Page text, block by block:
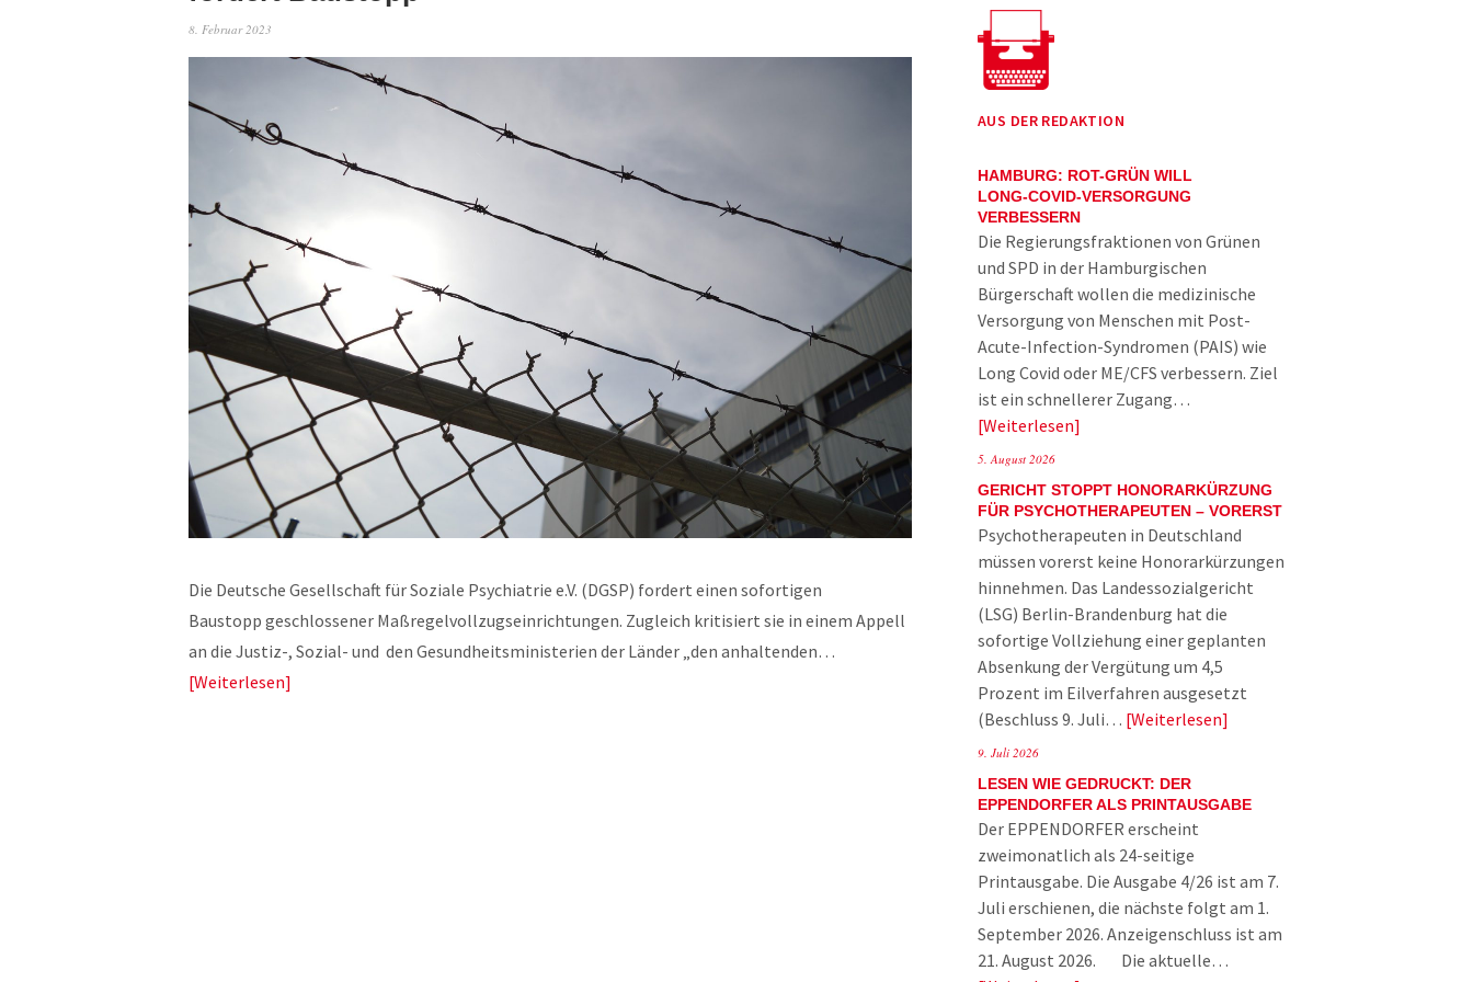
8. Februar 2023
Die Deutsche Gesellschaft für Soziale Psychiatrie e.V. (DGSP) fordert einen sofortigen
Baustopp geschlossener Maßregelvollzugseinrichtungen. Zugleich kritisiert sie in einem Appell
an die Justiz-, Sozial- und den Gesundheitsministerien der Länder „den anhaltenden…
Weiterlesen
AUS DER REDAKTION
HAMBURG: ROT-GRÜN WILL
LONG-COVID-VERSORGUNG
VERBESSERN
Die Regierungsfraktionen von Grünen
und SPD in der Hamburgischen
Bürgerschaft wollen die medizinische
Versorgung von Menschen mit Post-
Acute-Infection-Syndromen (PAIS) wie
Long Covid oder ME/CFS verbessern. Ziel
ist ein schnellerer Zugang…
Weiterlesen
5. August 2026
GERICHT STOPPT HONORARKÜRZUNG
FÜR PSYCHOTHERAPEUTEN – VORERST
Psychotherapeuten in Deutschland
müssen vorerst keine Honorarkürzungen
hinnehmen. Das Landessozialgericht
(LSG) Berlin-Brandenburg hat die
sofortige Vollziehung einer geplanten
Absenkung der Vergütung um 4,5
Prozent im Eilverfahren ausgesetzt
(Beschluss 9. Juli… Weiterlesen
9. Juli 2026
LESEN WIE GEDRUCKT: DER
EPPENDORFER ALS PRINTAUSGABE
Der EPPENDORFER erscheint
zweimonatlich als 24-seitige
Printausgabe. Die Ausgabe 4/26 ist am 7.
Juli erschienen, die nächste folgt am 1.
September 2026. Anzeigenschluss ist am
21. August 2026. Die aktuelle…